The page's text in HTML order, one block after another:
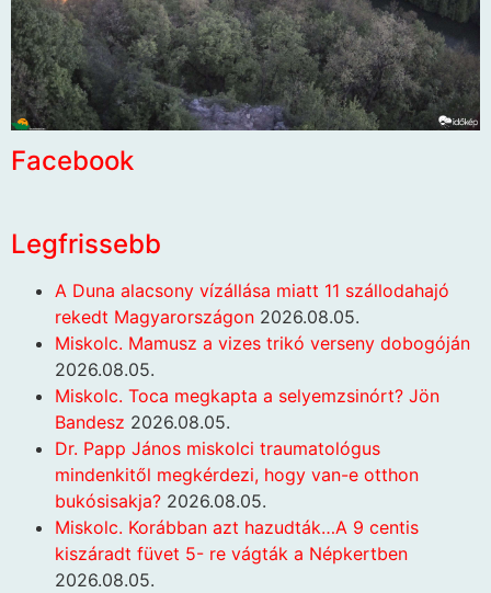
Facebook
Legfrissebb
A Duna alacsony vízállása miatt 11 szállodahajó
rekedt Magyarországon 2026.08.05.
Miskolc. Mamusz a vizes trikó verseny dobogóján
2026.08.05.
Miskolc. Toca megkapta a selyemzsinórt? Jön
Bandesz 2026.08.05.
Dr. Papp János miskolci traumatológus
mindenkitől megkérdezi, hogy van-e otthon
bukósisakja? 2026.08.05.
Miskolc. Korábban azt hazudták…A 9 centis
kiszáradt füvet 5- re vágták a Népkertben
2026.08.05.